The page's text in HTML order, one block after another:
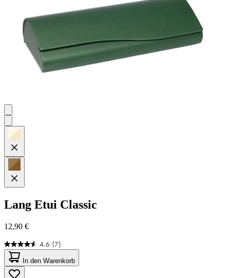
Lang Etui Classic
12,90 €
4.6 (7)
4.6
von
5
Sternen.
In den Warenkorb